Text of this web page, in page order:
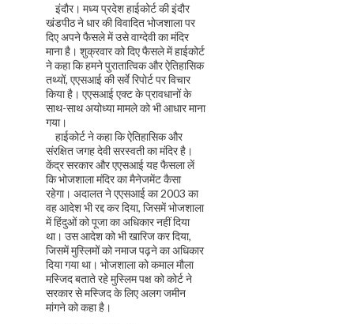
इंदौर। मध्य प्रदेश हाईकोर्ट की इंदौर
खंडपीठ ने धार की विवादित भोजशाला पर
दिए अपने फैसले में उसे वाग्देवी का मंदिर
माना है। शुक्रवार को दिए फैसले में हाईकोर्ट
ने कहा कि हमने पुरातात्विक और ऐतिहासिक
तथ्यों, एएसआई की सर्वे रिपोर्ट पर विचार
किया है। एएसआई एक्ट के प्रावधानों के
साथ-साथ अयोध्या मामले को भी आधार माना
गया।
हाईकोर्ट ने कहा कि ऐतिहासिक और
संरक्षित जगह देवी सरस्वती का मंदिर है।
केंद्र सरकार और एएसआई यह फैसला लें
कि भोजशाला मंदिर का मैनेजमेंट कैसा
रहेगा। अदालत ने एएसआई का 2003 का
वह आदेश भी रद्द कर दिया, जिसमें भोजशाला
में हिंदुओं को पूजा का अधिकार नहीं दिया
था। उस आदेश को भी खारिज कर दिया,
जिसमें मुस्लिमों को नमाज पढ़ने का अधिकार
दिया गया था। भोजशाला को कमाल मौला
मस्जिद बताते रहे मुस्लिम पक्ष को कोर्ट ने
सरकार से मस्जिद के लिए अलग जमीन
मांगने को कहा है।